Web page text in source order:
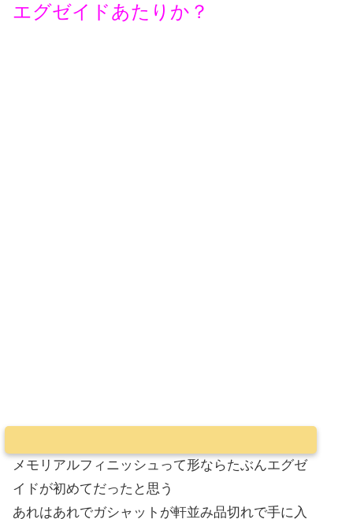
エグゼイドあたりか？
メモリアルフィニッシュって形ならたぶんエグゼ
イドが初めてだったと思う
あれはあれでガシャットが軒並み品切れで手に入